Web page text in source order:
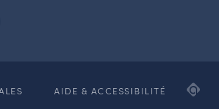
AIDE & ACCESSIBILITÉ